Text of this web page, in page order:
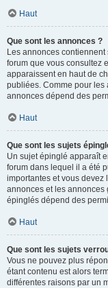
Haut
Que sont les annonces ?
Les annonces
forum que vous consultez
apparaissent en haut de
publiées. Comme pour
annonces dépend des
Haut
Que sont les sujets
Un sujet épinglé apparaît
forum dans lequel il a été
importantes et vous devez
annonces et les
épinglés dépend des
Haut
Que sont les sujets
Vous ne pouvez plus
étant contenu est alors
différentes raisons par un